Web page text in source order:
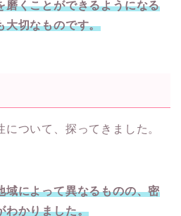
磨くことができるようになる
大切なものです。
ついて、探ってきました。
域によって異なるものの、密
わかりました。